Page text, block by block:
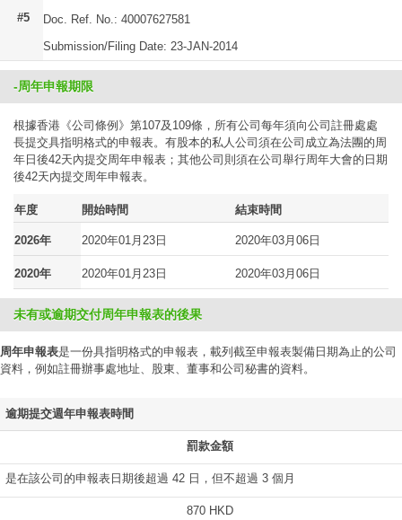
#5
Doc. Ref. No.: 40007627581
Submission/Filing Date: 23-JAN-2014
-周年申報期限
根據香港《公司條例》第107及109條，所有公司每年須向公司註冊處處
長提交具指明格式的申報表。有股本的私人公司須在公司成立為法團的周
年日後42天內提交周年申報表；其他公司則須在公司舉行周年大會的日期
後42天內提交周年申報表。
年度 開始時間 結束時間
2026年 2020年01月23日 2020年03月06日
2020年 2020年01月23日 2020年03月06日
未有或逾期交付周年申報表的後果
周年申報表是一份具指明格式的申報表，載列截至申報表製備日期為止的公司
資料，例如註冊辦事處地址、股東、董事和公司秘書的資料。
逾期提交週年申報表時間
罰款金額
是在該公司的申報表日期後超過 42 日，但不超過 3 個月
870 HKD